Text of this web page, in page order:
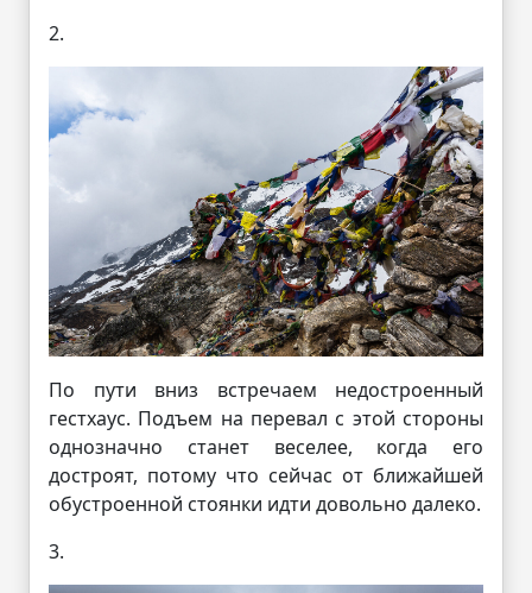
2.
По пути вниз встречаем недостроенный
гестхаус. Подъем на перевал с этой стороны
однозначно станет веселее, когда его
достроят, потому что сейчас от ближайшей
обустроенной стоянки идти довольно далеко.
3.